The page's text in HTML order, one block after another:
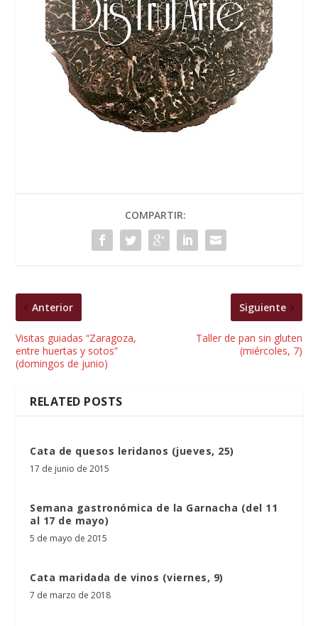
COMPARTIR:
Anterior
Visitas guiadas “Zaragoza,
entre huertas y sotos”
(domingos de junio)
Siguiente
Taller de pan sin gluten
(miércoles, 7)
RELATED POSTS
Cata de quesos leridanos (jueves, 25)
17 de junio de 2015
Semana gastronómica de la Garnacha (del 11
al 17 de mayo)
5 de mayo de 2015
Cata maridada de vinos (viernes, 9)
7 de marzo de 2018